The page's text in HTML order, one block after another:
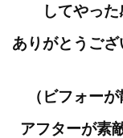
してやっ
ありがとうご
（ビフォー
アフターが素